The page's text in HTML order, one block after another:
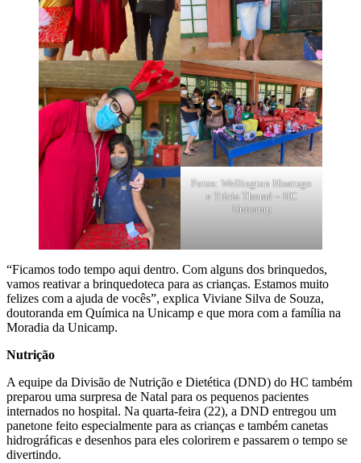
Fotos: Wellington Hisatugo
e Trícia Thomé – HC
Unicamp
“Ficamos todo tempo aqui dentro. Com alguns dos brinquedos,
vamos reativar a brinquedoteca para as crianças. Estamos muito
felizes com a ajuda de vocês”, explica Viviane Silva de Souza,
doutoranda em Química na Unicamp e que mora com a família na
Moradia da Unicamp.
Nutrição
A equipe da Divisão de Nutrição e Dietética (DND) do HC também
preparou uma surpresa de Natal para os pequenos pacientes
internados no hospital. Na quarta-feira (22), a DND entregou um
panetone feito especialmente para as crianças e também canetas
hidrográficas e desenhos para eles colorirem e passarem o tempo se
divertindo.